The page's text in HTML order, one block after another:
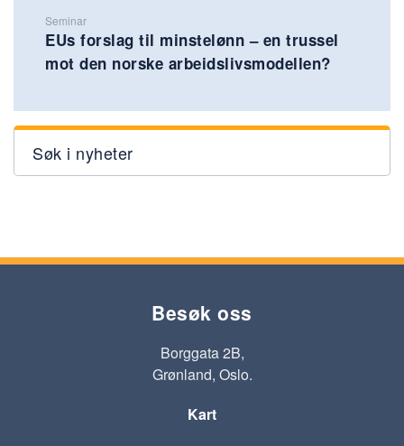
Seminar
EUs forslag til minstelønn – en trussel
mot den norske arbeidslivsmodellen?
Søk i nyheter
Besøk oss
Borggata 2B,
Grønland, Oslo.
Kart